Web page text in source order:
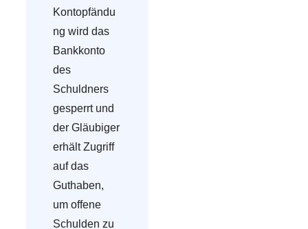
Kontopfändu
ng wird das
Bankkonto
des
Schuldners
gesperrt und
der Gläubiger
erhält Zugriff
auf das
Guthaben,
um offene
Schulden zu